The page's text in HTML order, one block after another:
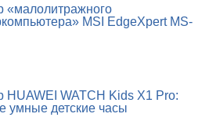
«малолитражного
MSI EdgeXpert MS-
HUAWEI WATCH Kids X1 Pro:
умные детские часы